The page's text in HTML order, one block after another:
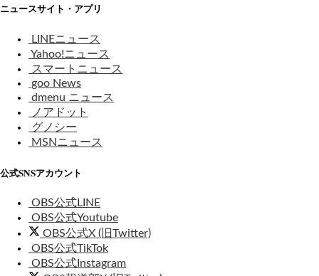
ニュースサイト・アプリ
LINEニュース
Yahoo!ニュース
スマートニュース
goo News
dmenu ニュース
ノアドット
グノシー
MSNニュース
公式SNSアカウント
OBS公式LINE
OBS公式Youtube
OBS公式X (旧Twitter)
OBS公式TikTok
OBS公式Instagram